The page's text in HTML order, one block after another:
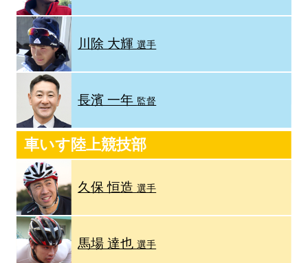
川除 大輝選手
長濱 一年 監督
車いす陸上競技部
久保 恒造選手
馬場 達也選手